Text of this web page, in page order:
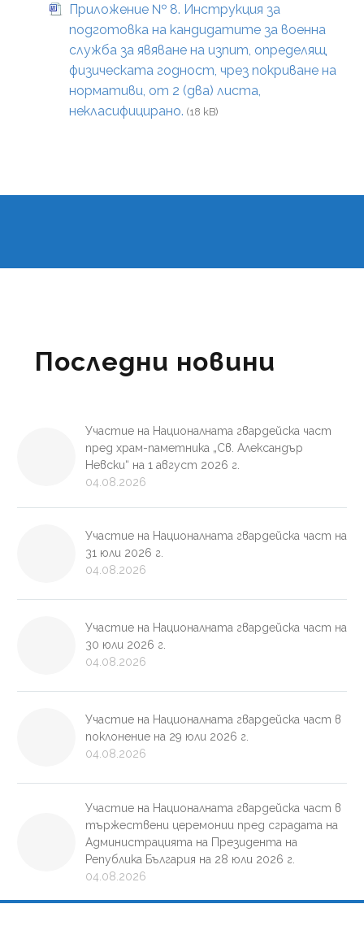
Приложение № 8. Инструкция за
подготовка на кандидатите за военна
служба за явяване на изпит, определящ
физическата годност, чрез покриване на
нормативи, от 2 (два) листа,
некласифицирано. (18 kB)
Последни новини
Участие на Националната гвардейска част
пред храм-паметника „Св. Александър
Невски“ на 1 август 2026 г.
04.08.2026
Участие на Националната гвардейска част на
31 юли 2026 г.
04.08.2026
Участие на Националната гвардейска част на
30 юли 2026 г.
04.08.2026
Участие на Националната гвардейска част в
поклонение на 29 юли 2026 г.
04.08.2026
Участие на Националната гвардейска част в
тържествени церемонии пред сградата на
Администрацията на Президента на
Република България на 28 юли 2026 г.
04.08.2026